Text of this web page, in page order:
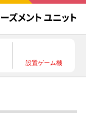
設置ゲーム機